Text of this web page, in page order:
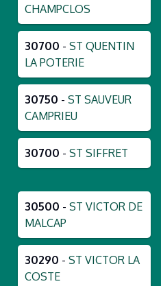
CHAMPCLOS
30700 - ST QUENTIN
LA POTERIE
30750 - ST SAUVEUR
CAMPRIEU
30700 - ST SIFFRET
30500 - ST VICTOR DE
MALCAP
30290 - ST VICTOR LA
COSTE